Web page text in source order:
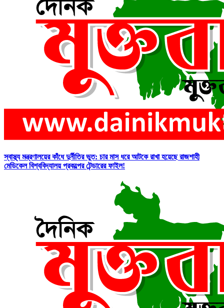
স্বাস্থ্য মন্ত্রণালয়ের কাঁধে দুর্নীতির ভুত: চার মাস ধরে আটকে রাখা হয়েছে রাজশাহী
মেডিকেল বিশ্ববিদ্যালয় প্রকল্পের টেন্ডারের ফাইল!